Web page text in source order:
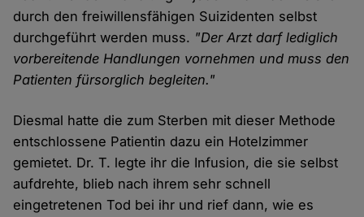
durch den freiwillensfähigen Suizidenten selbst
durchgeführt werden muss. "Der Arzt darf lediglich
vorbereitende Handlungen vornehmen und muss den
Patienten fürsorglich begleiten."
Diesmal hatte die zum Sterben mit dieser Methode
entschlossene Patientin dazu ein Hotelzimmer
gemietet. Dr. T. legte ihr die Infusion, die sie selbst
aufdrehte, blieb nach ihrem sehr schnell
eingetretenen Tod bei ihr und rief dann, wie es